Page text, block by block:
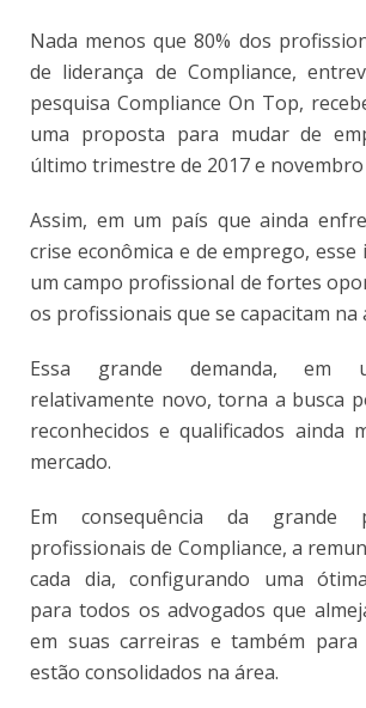
Nada menos que 80% dos
de liderança de Compliance,
pesquisa Compliance On Top,
uma proposta para mudar de
último trimestre de 2017 e novembro
Assim, em um país que ainda
crise econômica e de emprego, esse
um campo profissional de fortes
os profissionais que se capacitam na
Essa grande demanda, em
relativamente novo, torna a busca
reconhecidos e qualificados ainda
mercado.
Em consequência da grande
profissionais de Compliance, a
cada dia, configurando uma
para todos os advogados que
em suas carreiras e também para
estão consolidados na área.